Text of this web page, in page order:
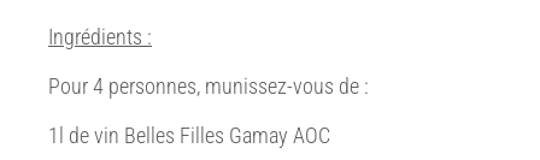
Ingrédients :
Pour 4 personnes, munissez-vous de :
1l de vin Belles Filles Gamay AOC